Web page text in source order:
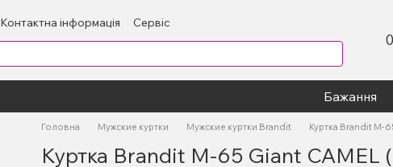
Контактна інформація Сервіс
Бажання
Головна Мужские куртки Мужские куртки Brandit Куртка Brandit M-
Куртка Brandit M-65 Giant CAMEL